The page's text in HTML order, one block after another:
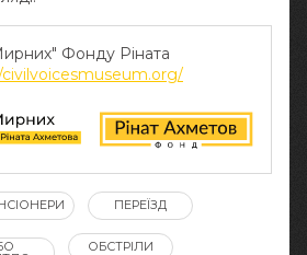
Фонду Ріната
ПЕРЕЇЗД
ОБСТРІЛИ